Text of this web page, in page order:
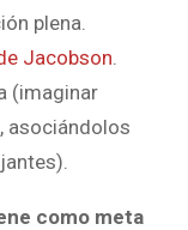
plena.
Jacobson
(imaginar
asociándolos
como meta